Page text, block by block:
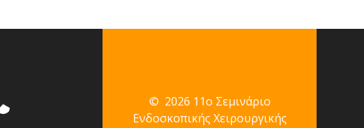
© 2026 11ο Σεμινάριο
Ενδοσκοπικής Χειρουργικής